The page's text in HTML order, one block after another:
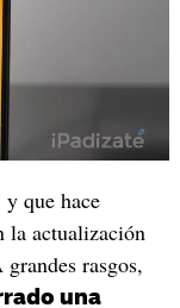
que hace
la actualización
rasgos,
una